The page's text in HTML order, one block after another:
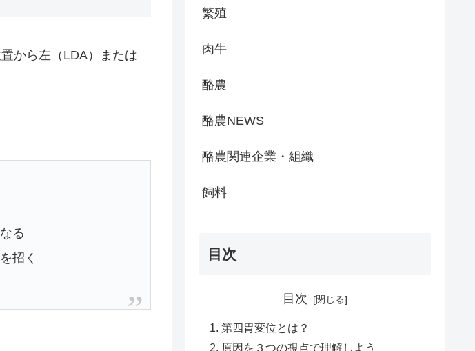
から左（LDA）または
る
招く
繁殖
肉牛
酪農
酪農NEWS
酪農関連企業・組織
飼料
目次
目次
第四胃変位とは？
原因を３つの視点で理解しよう